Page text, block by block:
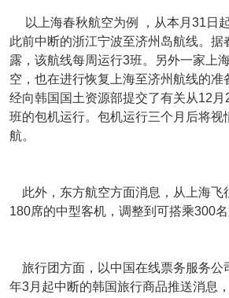
以上海春秋航空为例 ，从本月31日
此前中断的浙江宁波至济州岛航线。据
露，该航线每周运行3班。另外一家上
空，也在进行恢复上海至济州航线的准
经向韩国国土资源部提交了有关从12
班的包机运行。包机运行三个月后将视
航。
此外，东方航空方面消息，从上海飞
180席的中型客机，调整到可搭乘300名
旅行团方面，以中国在线票务服务公
年3月起中断的韩国旅行商品推送消息